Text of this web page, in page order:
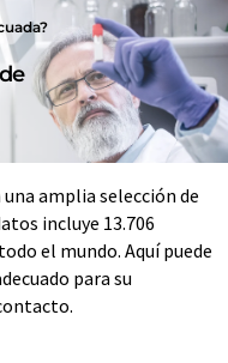
amplia selección de
incluye 13.706
el mundo. Aquí puede
para su